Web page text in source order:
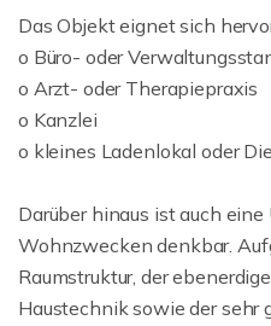
Das Objekt eignet sich
o Büro- oder
o Arzt- oder Therapiepraxis
o Kanzlei
o kleines Ladenlokal oder
Darüber hinaus ist auch eine
Wohnzwecken denkbar.
Raumstruktur, der
Haustechnik sowie der sehr